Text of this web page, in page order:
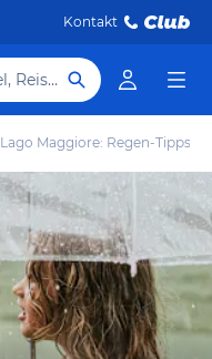
Kontakt
Hotel, Reiseziel
Lago Maggiore: Regen-Tipps